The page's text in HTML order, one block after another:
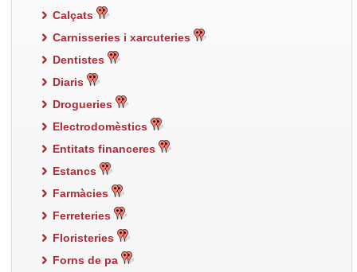
Calçats
Carnisseries i xarcuteries
Dentistes
Diaris
Drogueries
Electrodomèstics
Entitats financeres
Estancs
Farmàcies
Ferreteries
Floristeries
Forns de pa